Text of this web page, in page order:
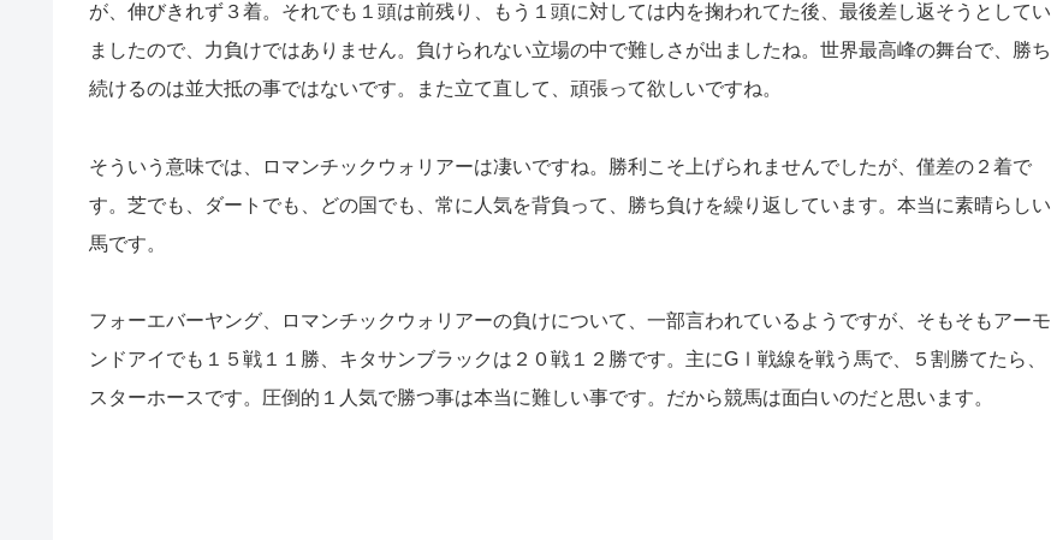
が、伸びきれず３着。それでも１頭は前残り、もう１頭に対しては内を掬われてた後、最後差し返そうとしてい
ましたので、力負けではありません。負けられない立場の中で難しさが出ましたね。世界最高峰の舞台で、勝ち
続けるのは並大抵の事ではないです。また立て直して、頑張って欲しいですね。
そういう意味では、ロマンチックウォリアーは凄いですね。勝利こそ上げられませんでしたが、僅差の２着で
す。芝でも、ダートでも、どの国でも、常に人気を背負って、勝ち負けを繰り返しています。本当に素晴らしい
馬です。
フォーエバーヤング、ロマンチックウォリアーの負けについて、一部言われているようですが、そもそもアーモ
ンドアイでも１５戦１１勝、キタサンブラックは２０戦１２勝です。主にGⅠ戦線を戦う馬で、５割勝てたら、
スターホースです。圧倒的１人気で勝つ事は本当に難しい事です。だから競馬は面白いのだと思います。